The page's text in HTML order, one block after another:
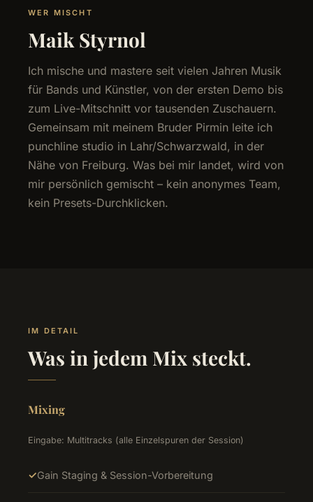
WER MISCHT
Maik Styrnol
Ich mische und mastere seit vielen Jahren Musik
für Bands und Künstler, von der ersten Demo bis
zum Live-Mitschnitt vor tausenden Zuschauern.
Gemeinsam mit meinem Bruder Pirmin leite ich
punchline studio in Lahr/Schwarzwald, in der
Nähe von Freiburg. Was bei mir landet, wird von
mir persönlich gemischt – kein anonymes Team,
kein Presets-Durchklicken.
IM DETAIL
Was in jedem Mix steckt.
Mixing
Eingabe: Multitracks (alle Einzelspuren der Session)
Gain Staging & Session-Vorbereitung